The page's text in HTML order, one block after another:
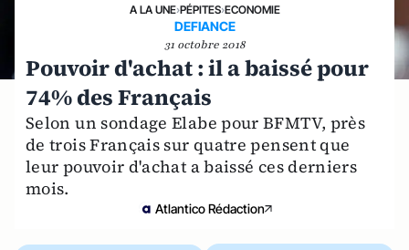
A LA UNE›PÉPITES›ECONOMIE
DEFIANCE
31 octobre 2018
Pouvoir d'achat : il a baissé pour
74% des Français
Selon un sondage Elabe pour BFMTV, près
de trois Français sur quatre pensent que
leur pouvoir d'achat a baissé ces derniers
mois.
Atlantico Rédaction